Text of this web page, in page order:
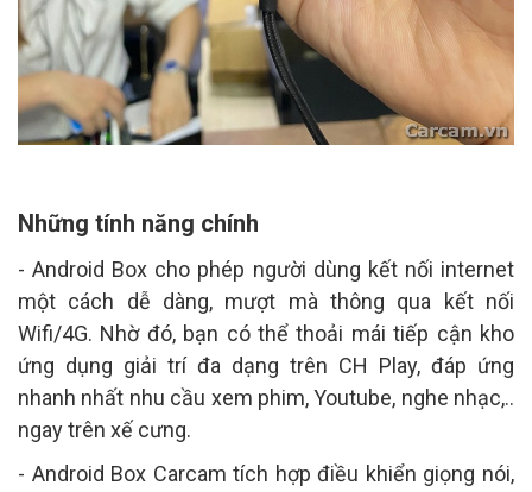
Những tính năng chính
- Android Box cho phép người dùng kết nối internet
một cách dễ dàng, mượt mà thông qua kết nối
Wifi/4G. Nhờ đó, bạn có thể thoải mái tiếp cận kho
ứng dụng giải trí đa dạng trên CH Play, đáp ứng
nhanh nhất nhu cầu xem phim, Youtube, nghe nhạc,..
ngay trên xế cưng.
- Android Box Carcam tích hợp điều khiển giọng nói,